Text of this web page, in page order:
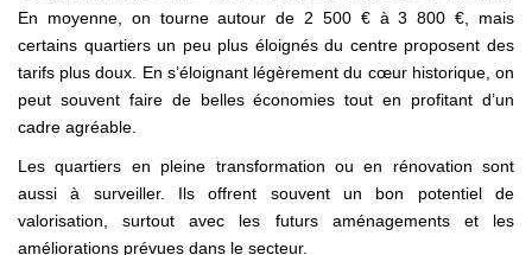
En moyenne, on tourne autour de 2 500 € à 3 800 €, mais
certains quartiers un peu plus éloignés du centre proposent des
tarifs plus doux. En s’éloignant légèrement du cœur historique, on
peut souvent faire de belles économies tout en profitant d’un
cadre agréable.
Les quartiers en pleine transformation ou en rénovation sont
aussi à surveiller. Ils offrent souvent un bon potentiel de
valorisation, surtout avec les futurs aménagements et les
améliorations prévues dans le secteur.